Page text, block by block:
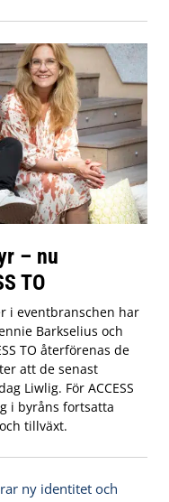
– nu
TO
i eventbranschen har
Barkselius och
TO återförenas de
att de senast
Liwlig. För ACCESS
i byråns fortsatta
tillväxt.